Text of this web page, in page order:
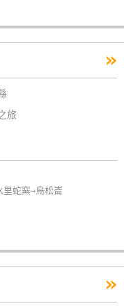
»
旅
里蛇窯→烏松崙
»